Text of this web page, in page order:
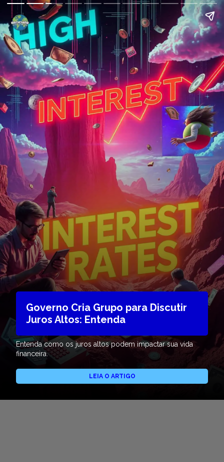
Governo Cria Grupo para Discutir
Juros Altos: Entenda
Entenda como os juros altos podem impactar sua vida
financeira.
LEIA O ARTIGO